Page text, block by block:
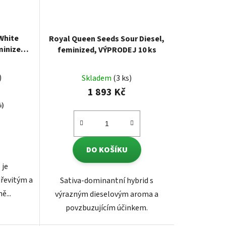
a
Royal Queen Seeds Sour Diesel,
feminized, VÝPRODEJ 10 ks
Skladem (3 ks)
1 893 Kč
DO KOŠÍKU
Sativa-dominantní hybrid s
výrazným dieselovým aroma a
povzbuzujícím účinkem.